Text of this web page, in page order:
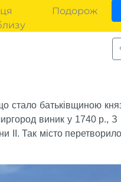
Подорож
стало батьківщиною
виник у 1740 р.,
ІІ. Так місто